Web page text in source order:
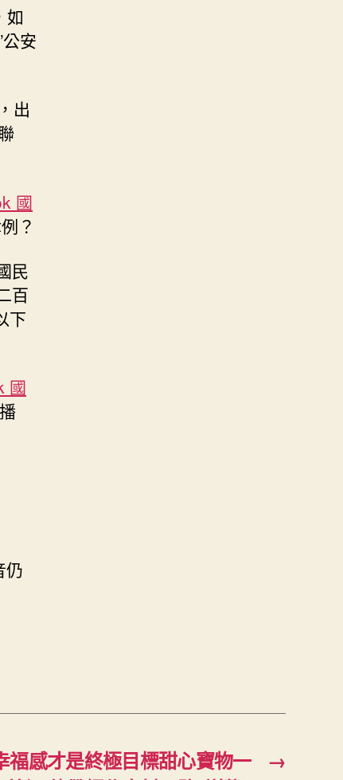
如
安
出
國
？
民
百
下
國
仍
→
福感才是終極目標甜心寶物一